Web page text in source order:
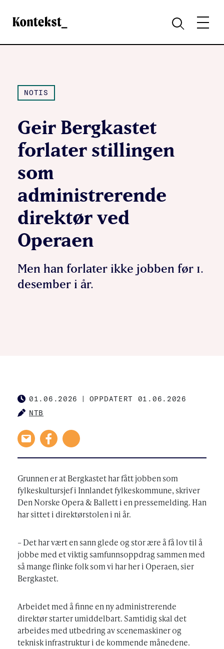
Kontekst
SØKMENY
NOTIS
Geir Bergkastet
forlater stillingen
som
administrerende
direktør ved
Operaen
Men han forlater ikke jobben før 1.
desember i år.
PUBLISHED
01.06.2026 OPPDATERT 01.06.2026
AUTHOR
NTB
Grunnen er at Bergkastet har fått jobben som
fylkeskultursjef i Innlandet fylkeskommune, skriver
Den Norske Opera & Ballett i en pressemelding. Han
har sittet i direktørstolen i ni år.
– Det har vært en sann glede og stor ære å få lov til å
jobbe med et viktig samfunnsoppdrag sammen med
så mange flinke folk som vi har her i Operaen, sier
Bergkastet.
Arbeidet med å finne en ny administrerende
direktør starter umiddelbart. Samtidig skal det
arbeides med utbedring av scenemaskiner og
teknisk infrastruktur i de kommende månedene.